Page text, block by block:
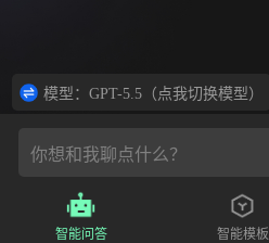
模型：GPT-5.5（点我切换模型）
你想和我聊点什么？
智能问答 智能模板